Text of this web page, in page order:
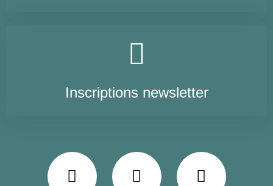
Inscriptions newsletter